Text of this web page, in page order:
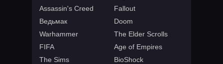
Assassin's Creed
Fallout
Ведьмак
Doom
Warhammer
The Elder Scrolls
FIFA
Age of Empires
The Sims
BioShock